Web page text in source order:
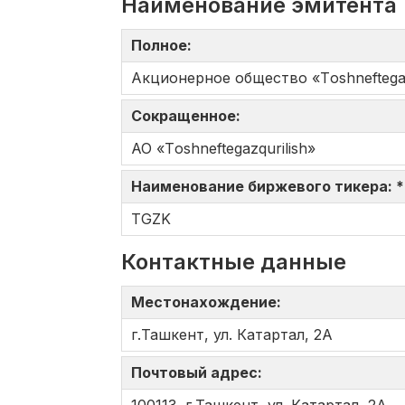
Полное:
Акционерное общество
Сокращенное:
АО «Tоshneftеgazqurilish»
Наименование биржевого тикера: *
TGZK
Контактные данные
Местонахождение:
г.Ташкент, ул. Катартал, 2А
Почтовый адрес: